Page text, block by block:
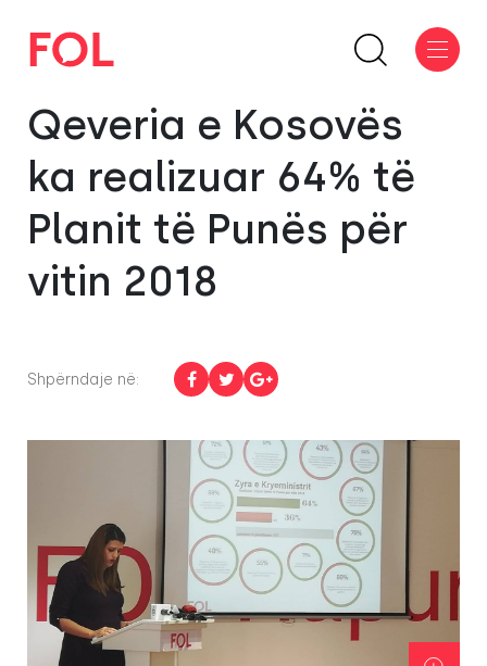
Qeveria e Kosovës
ka realizuar 64% të
Planit të Punës për
vitin 2018
Shpërndaje në: